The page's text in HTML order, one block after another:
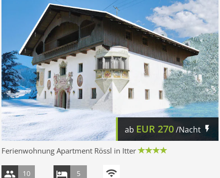
ab EUR 270/Nacht
Ferienwohnung Apartment Rössl in Itter
10 5